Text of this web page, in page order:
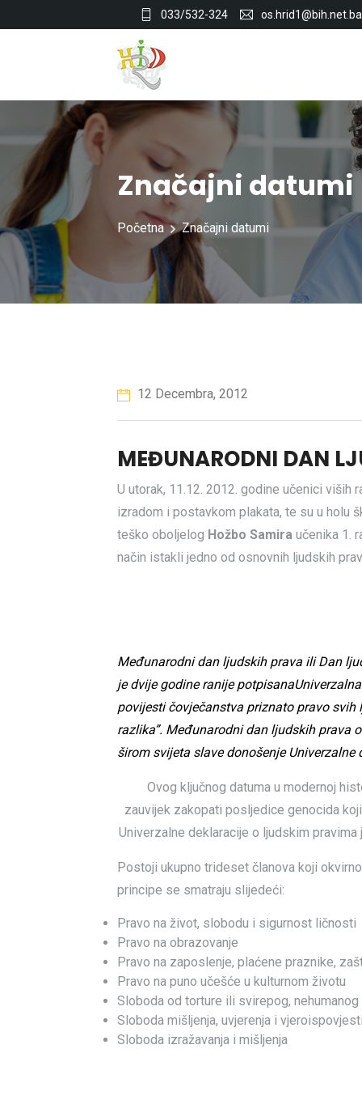
033/532-324 os.hrid1@bih.net.ba
Značajni datumi
Početna Značajni datumi
12 Decembra, 2012
MEĐUNARODNI DAN
U utorak, 11.12. 2012. godine učenici viših
izradom i postavkom plakata, te su u holu
teško oboljelog Hožbo Samira učenika 1.
način istakli jedno od osnovnih ljudskih
Međunarodni dan ljudskih prava ili Dan
je dvije godine ranije potpisana
povijestičovječanstva priznato pravo svih
razlika”. Međunarodni dan ljudskih prava
širom svijeta slave donošenje
Ovog ključnog datuma u modernoj
zauvijek zakopati posljedice genocida
Univerzalne deklaracije o ljudskim
Postoji ukupno trideset članova koji
principe se smatraju slijedeći:
Pravo na život, slobodu i sigurnost ličnosti
Pravo na obrazovanje
Pravo na zaposlenje, plaćene praznike,
Pravo na puno učešće u kulturnom životu
Sloboda od torture ili svirepog,
Sloboda mišljenja, uvjerenja i
Sloboda izražavanja i mišljenja